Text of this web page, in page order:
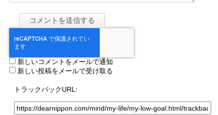
新しいコメントをメールで通知
新しい投稿をメールで受け取る
トラックバックURL: